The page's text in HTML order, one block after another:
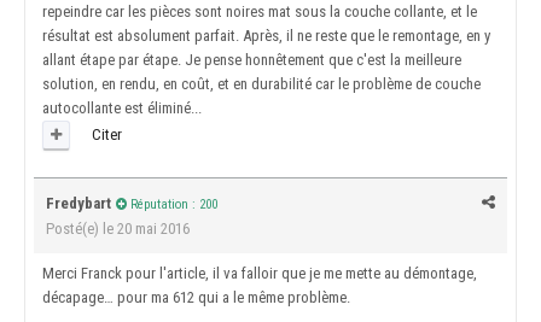
repeindre car les pièces sont noires mat sous la couche collante, et le
résultat est absolument parfait. Après, il ne reste que le remontage, en y
allant étape par étape. Je pense honnêtement que c'est la meilleure
solution, en rendu, en coût, et en durabilité car le problème de couche
autocollante est éliminé...
Citer
Fredybart Réputation : 200
Posté(e) le 20 mai 2016
Merci Franck pour l'article, il va falloir que je me mette au démontage,
décapage… pour ma 612 qui a le même problème.